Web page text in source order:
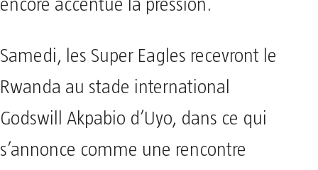
encore accentué la pression.
Samedi, les Super Eagles recevront le
Rwanda au stade international
Godswill Akpabio d’Uyo, dans ce qui
s’annonce comme une rencontre